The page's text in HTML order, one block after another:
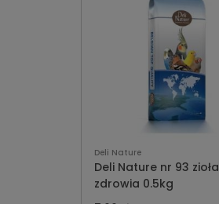
Deli Nature
Deli Nature nr 93 zioła
zdrowia 0.5kg